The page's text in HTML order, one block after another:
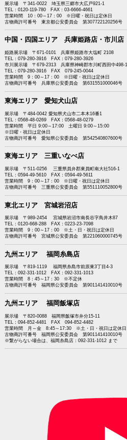
展示場 〒341-0022 埼玉県三郷市大広戸921-1
TEL：0120-119-780 FAX：03-6666-4661
営業時間 10：00～17：00 ※日曜・祝日は定休日
古物商許可番号 東京都公安委員会 第307722120256号
中国・四国エリア 兵庫姫路店・市川店
姫路展示場 〒671-0101 兵庫県姫路市大塩町 2108
TEL：079-280-3916 FAX：079-280-3926
市川展示場 〒679-2313 兵庫県神崎郡市川町西田中498-1
TEL：079-280-3916 FAX 079-245-0044
営業時間 9：00～17：00 ※日曜・祝日は定休日
古物商許可番号 兵庫県公安委員会 第631551000046号
東海エリア 愛知犬山店
展示場 〒484-0042 愛知県犬山市二本木16番1
TEL：0568-48-0269 FAX：0568-48-0279
営業時間 平日 9:00～17:00 土曜日 9:00～15:00
※日曜・祝日は定休日
古物商許可番号 愛知県公安委員会 第542540807600号
東海エリア 三重いなべ店
展示場 〒511-0256 三重県員弁郡東員町南大社516-1
TEL：0594-49-5610 FAX：0594-49-5611
営業時間 9：00～17：00 ※日曜・祝日は定休日
古物商許可番号 三重県公安委員会 第551110052800号
東北エリア 宮城岩沼店
展示場 〒989-2454 宮城県岩沼市南長谷字鳥井木87
TEL：0120-668-288 FAX：0223-23-7098
営業時間 9：00～17：00 ※土・日・祝日は定休日
古物商許可番号 宮城県公安委員会 第221060000745号
九州エリア 福岡糸島店
展示場 〒819-1119 福岡県糸島市前原東3丁目4-3
TEL：092-331-1012 FAX：092-331-1013
営業時間 8：45～17：30 ※不定休
古物商許可番号 福岡県公安委員会 第901141410010号
九州エリア 福岡飯塚店
展示場 〒820-0088 福岡県飯塚市弁分15-11
TEL：094-852-4481 FAX 094-852-4482
営業時間 月～金 8:45～17:30 ※土・日・祝日は定休日
古物商許可番号 福岡県公安委員会 第901141410010号
※繋がらない場合は、福岡糸島店：092-331-1012 まで